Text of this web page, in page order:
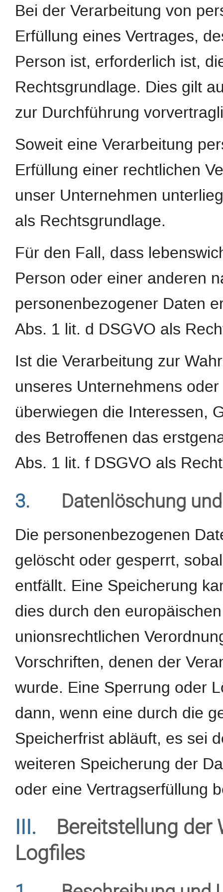
Bei der Verarbeitung von
Erfüllung eines Vertrages,
Person ist, erforderlich ist,
Rechtsgrundlage. Dies gilt
zur Durchführung
Soweit eine Verarbeitung
Erfüllung einer rechtlichen
unser Unternehmen
als Rechtsgrundlage.
Für den Fall, dass
Person oder einer anderen
personenbezogener Daten
Abs. 1 lit. d DSGVO als
Ist die Verarbeitung zur
unseres Unternehmens
überwiegen die Interessen,
des Betroffenen das
Abs. 1 lit. f DSGVO als
3. Datenlöschung
Die personenbezogenen
gelöscht oder gesperrt,
entfällt. Eine Speicherung
dies durch den
unionsrechtlichen
Vorschriften, denen der
wurde. Eine Sperrung oder
dann, wenn eine durch die
Speicherfrist abläuft, es sei
weiteren Speicherung der
oder eine Vertragserfüllung
III.
Bereitstellung der
Logfiles